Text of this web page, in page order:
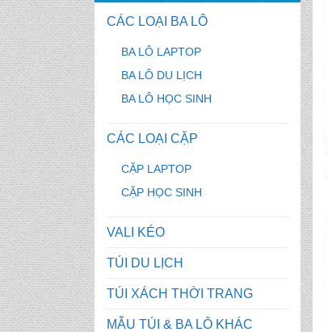
CÁC LOẠI BA LÔ
BA LÔ LAPTOP
BA LÔ DU LỊCH
BA LÔ HỌC SINH
CÁC LOẠI CẶP
CẶP LAPTOP
CẶP HỌC SINH
VALI KÉO
TÚI DU LỊCH
TÚI XÁCH THỜI TRANG
MẪU TÚI & BA LÔ KHÁC